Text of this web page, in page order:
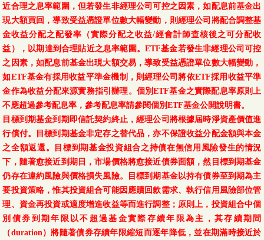
近合理之息率範圍，但若發生非經理公司可控之因素，如配息前基金出
現大額買回，導致受益憑證單位數大幅變動，則經理公司將配合調整基
金收益分配之配發率（實際分配之收益/經會計師查核後之可分配收
益），以期達到合理貼近之息率範圍。ETF基金若發生非經理公司可控
之因素，如配息前基金出現大額交易，導致受益憑證單位數大幅變動，
如ETF基金有採用收益平準金機制，則經理公司將依ETF採用收益平準
金作為收益分配來源實務指引辦理。個別ETF基金之實際配息率原則上
不應超過參考配息率，參考配息率請參閱個別ETF基金公開說明書。
目標到期基金到期即信託契約終止，經理公司將根據屆時淨資產價值進
行償付。目標到期基金非定存之替代品，亦不保證收益分配金額與本金
之全額返還。目標到期基金投資組合之持債在無信用風險發生的情況
下，隨著愈接近到期日，市場價格將愈接近債券面額，然目標到期基金
仍存在違約風險與價格損失風險。目標到期基金以持有債券至到期為主
要投資策略，惟其投資組合可能因應贖回款需求、執行信用風險部位管
理、資金再投資或適度增進收益等而進行調整；原則上，投資組合中個
別債券到期年限以不超過基金實際存續年限為主，其存續期間
（duration）將隨著債券存續年限縮短而逐年降低，並在期滿時接近於